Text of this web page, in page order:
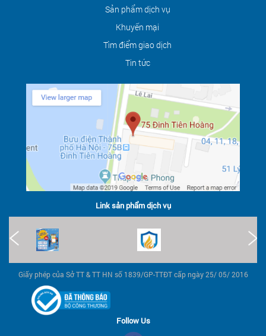
Sản phẩm dịch vụ
Khuyến mại
Tìm điểm giao dịch
Tin tức
Link sản phẩm dịch vụ
Giấy phép của Sở TT & TT HN số 1839/GP-TTĐT cấp ngày 25/ 05/ 2016
Follow Us